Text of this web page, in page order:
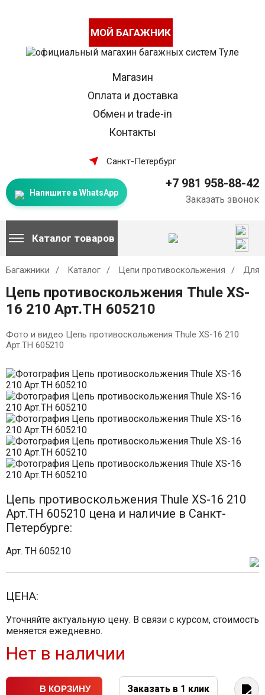
МОЙ БАГАЖНИК
Магазин
Оплата и доставка
Обмен и trade-in
Контакты
Санкт-Петербург
Напишите в WhatsApp
+7 981 958-88-42
Заказать звонок
Каталог товаров
Багажники Каталог Цепи противоскольжения Для
Цепь противоскольжения Thule XS-
16 210 Арт.TH 605210
Фото и видео Цепь противоскольжения Thule XS-16 210
Арт.TH 605210
Цепь противоскольжения Thule XS-16 210
Арт.TH 605210 цена и наличие в Санкт-
Петербурге:
Арт. TH 605210
ЦЕНА:
Уточняйте актуальную цену. В связи с курсом, стоимость
меняется ежедневно.
Нет в наличии
В КОРЗИНУ Заказать в 1 клик